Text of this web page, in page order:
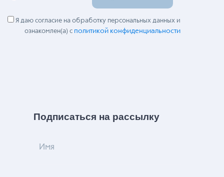
Я даю согласие на обработку персональных данных и
ознакомлен(а) с политикой конфиденциальности
Подписаться на рассылку
Имя